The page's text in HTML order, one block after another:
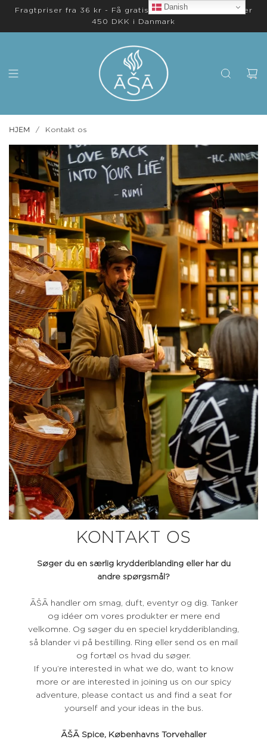
Fragtpriser fra 36 kr - Få gratis levering på ordrer over
450 DKK i Danmark
HJEM / Kontakt os
KONTAKT OS
Søger du en særlig krydderiblanding eller har du
andre spørgsmål?
ĀŠĀ handler om smag, duft, eventyr og dig. Tanker
og idéer om vores produkter er mere end
velkomne. Og søger du en speciel krydderiblanding,
så blander vi på bestilling. Ring eller send os en mail
og fortæl os hvad du søger.
If you’re interested in what we do, want to know
more or are interested in joining us on our spicy
adventure, please contact us and find a seat for
yourself and your ideas in the bus.
ĀŠĀ Spice, Københavns Torvehaller
Danish